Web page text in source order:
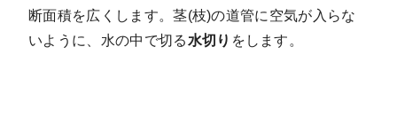
断面積を広くします。茎(枝)の道管に空気が入らな
いように、水の中で切る 水切り をします。